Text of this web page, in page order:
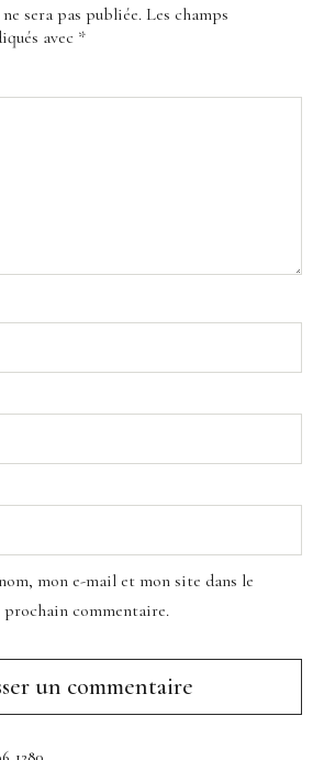
sera pas publiée. Les champs
avec *
mon e-mail et mon site dans le
commentaire.